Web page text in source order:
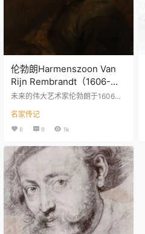
伦勃朗Harmenszoon Van
Rijn Rembrandt（1606-
1669）
未来的伟大艺术家伦勃朗于1606年7
域繁荣的肥沃时代。 这是国家文
学，建筑，绘画和戏剧发展特别迅
速的时期。 但在这个“黄金时代”，
没有一个艺术领域创造了许多在世
界范围内被认为是绘画的文化价值
观。 伦勃朗，图片库[分机] 荷兰的
视觉艺术在革命年代，解放斗争和
革命后的高潮中逐渐成熟。 显然，
这就是国家绘画具有如此明显的民
主性质的原因。 已经在17世纪的荷
兰艺术家有一个难…
名家传记
0 0 1k